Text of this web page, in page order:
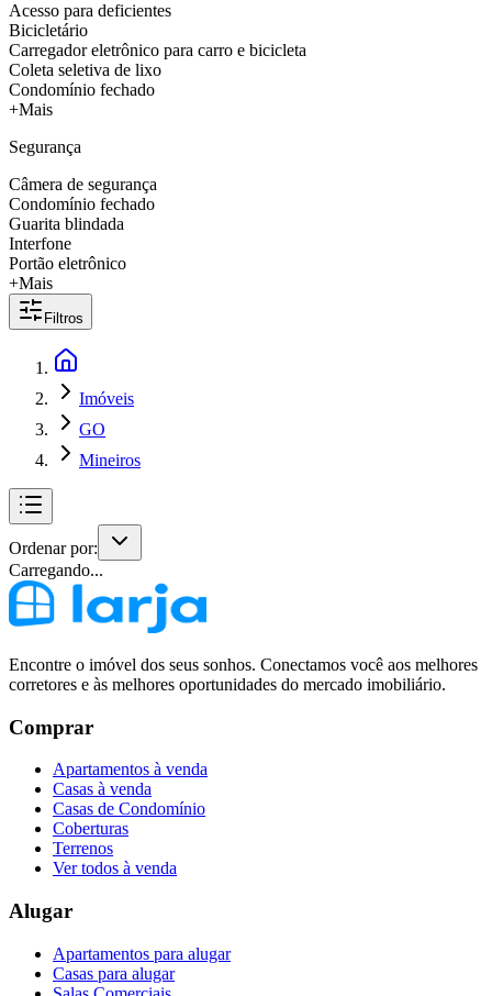
Acesso para deficientes
Bicicletário
Carregador eletrônico para carro e bicicleta
Coleta seletiva de lixo
Condomínio fechado
+Mais
Segurança
Câmera de segurança
Condomínio fechado
Guarita blindada
Interfone
Portão eletrônico
+Mais
Filtros
Imóveis
GO
Mineiros
Ordenar por:
Carregando...
Encontre o imóvel dos seus sonhos. Conectamos você aos melhores
corretores e às melhores oportunidades do mercado imobiliário.
Comprar
Apartamentos à venda
Casas à venda
Casas de Condomínio
Coberturas
Terrenos
Ver todos à venda
Alugar
Apartamentos para alugar
Casas para alugar